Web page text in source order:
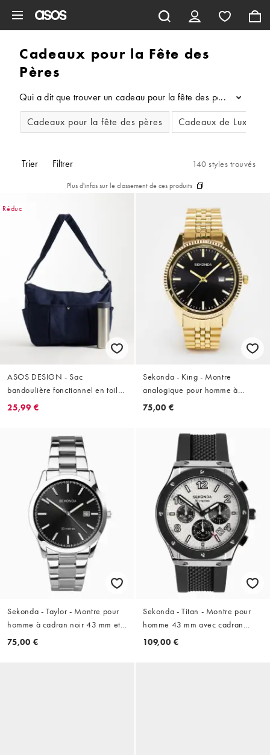
Cadeaux pour la Fête des
Pères
Qui a dit que trouver un cadeau pour la fête des pères était
...
Cadeaux pour la fête des pères
Cadeaux de Luxe
Trier Filtrer 140 styles trouvés
Plus d'infos sur le classement de ces produits
Réduc
ASOS DESIGN - Sac
bandoulière fonctionnel en toile
- Bleu
25,99 €
Sekonda - King - Montre
analogique pour homme à
boîtier rond 40 mm en alliage
75,00 €
Sekonda - Taylor - Montre pour
homme à cadran noir 43 mm et
bracelet en acier inoxydable
75,00 €
Sekonda - Titan - Montre pour
homme 43 mm avec cadran
blanc et bracelet noir en silicone
109,00 €